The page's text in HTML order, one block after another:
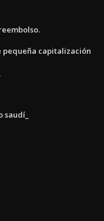
pequeña capitalización